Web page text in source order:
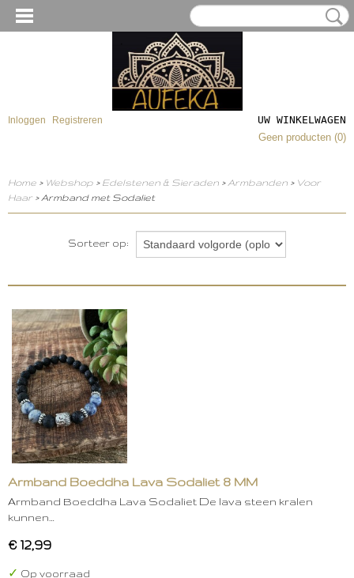
Inloggen Registreren
UW WINKELWAGEN
Geen producten (0)
Home > Webshop > Edelstenen & Sieraden > Armbanden > Voor
Haar > Armband met Sodaliet
Sorteer op:
Armband Boeddha Lava Sodaliet 8 MM
Armband Boeddha Lava Sodaliet De lava steen kralen
kunnen…
€ 12,99
✓ Op voorraad